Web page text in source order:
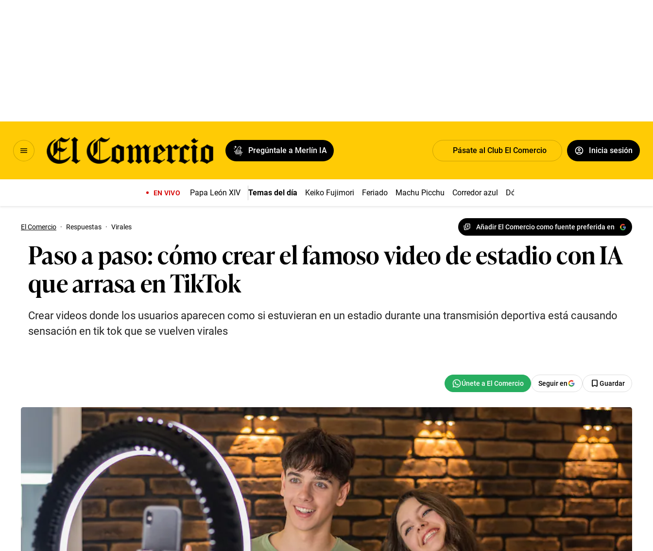
Pregúntale a Merlín IA Pásate al Club El Comercio Inicia sesión
EN VIVO Papa León XIV Temas del día Keiko Fujimori Feriado Machu Picchu Corredor azul Dólar
El Comercio · Respuestas · Virales Añadir El Comercio como fuente preferida en
Paso a paso: cómo crear el famoso video de estadio con IA
que arrasa en TikTok
Crear videos donde los usuarios aparecen como si estuvieran en un estadio durante una transmisión deportiva está causando
sensación en tik tok que se vuelven virales
Seguir en Guardar